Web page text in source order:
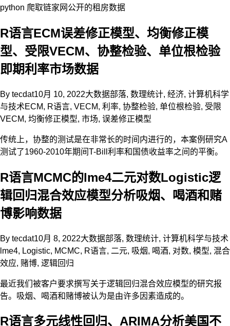
python 爬取链家网公开的租房数据
R语言ECM误差修正模型、均衡修正模
型、受限VECM、协整检验、单位根检验
即期利率市场数据
By tecdat10月 10, 2022大数据部落, 数理统计, 经济, 计算机科学
与技术ECM, R语言, VECM, 利率, 协整检验, 单位根检验, 受限
VECM, 均衡修正模型, 市场, 误差修正模型
传统上，协整的测试是在非常长的时间内进行的，本案例研究A
测试了1960-2010年期间T-Bill利率和国债收益率之间的平衡。
R语言MCMC的lme4二元对数Logistic逻
辑回归混合效应模型分析吸烟、喝酒和赌
博影响数据
By tecdat10月 8, 2022大数据部落, 数理统计, 计算机科学与技术
lme4, Logistic, MCMC, R语言, 二元, 吸烟, 喝酒, 对数, 模型, 混合
效应, 赌博, 逻辑回归
最近我们被客户要求撰写关于逻辑回归混合效应模型的研究报
告。吸烟、喝酒和赌博被认为是由许多因素造成的。
R语言多元线性回归、ARIMA分析美国不